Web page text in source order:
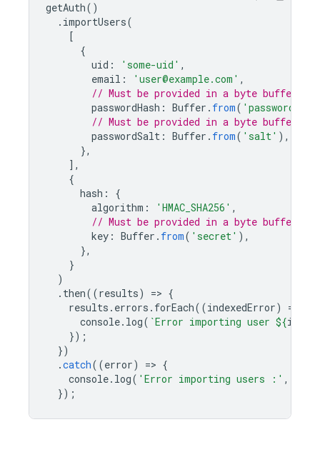
getAuth()
. importUsers(
[
{
uid : 'some-uid' ,
email : 'user@example.com' ,
// Must be provided in a byte buffer.
passwordHash : Buffer . from( 'password-
// Must be provided in a byte buffer.
passwordSalt : Buffer . from( 'salt' ),
},
],
{
hash :
{
algorithm : 'HMAC_SHA256' ,
// Must be provided in a byte buffer.
key : Buffer . from( 'secret' ),
},
}
)
. then((results) => {
results . errors . forEach((indexedError) =
console. log( `Error importing user ${
});
})
.catch((error) => {
console. log( 'Error importing users :' ,
});